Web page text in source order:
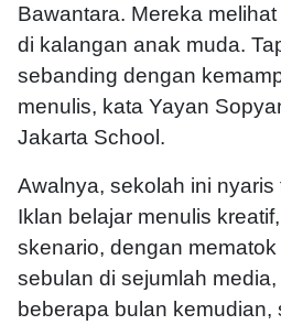
Bawantara. Mereka
di kalangan anak muda.
sebanding dengan
menulis, kata Yayan
Jakarta School.
Awalnya, sekolah ini
Iklan belajar menulis
skenario, dengan
sebulan di sejumlah
beberapa bulan kemudian,